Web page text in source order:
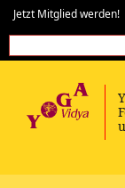
Jetzt Mitglied werden!